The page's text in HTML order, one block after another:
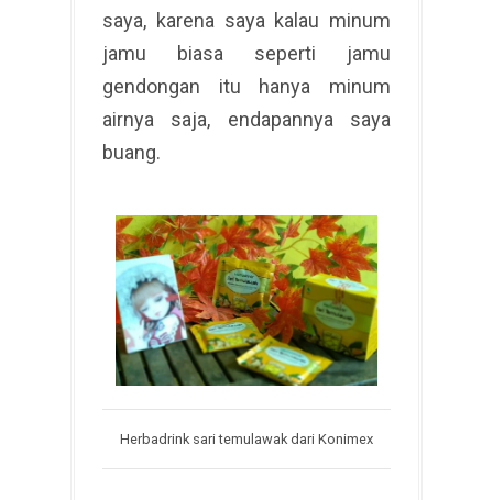
saya, karena saya kalau minum
jamu biasa seperti jamu
gendongan itu hanya minum
airnya saja, endapannya saya
buang.
Herbadrink sari temulawak dari Konimex